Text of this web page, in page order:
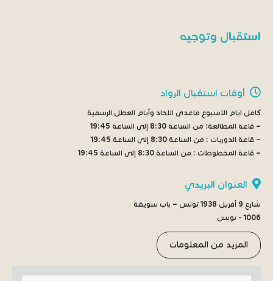
استقبال وتوجيه
أوقات استقبال الرواد
كامل ايام الاسبوع ماعدى الاحاد وأيام العطل الرسمية
– قاعة المطالعة: من الساعة 8:30 إلى الساعة 19:45
– قاعة الدوريات : من الساعة 8:30 إلى الساعة 19:45
– قاعة المخطوطات : من الساعة 8:30 إلى الساعة 19:45
العنوان البريدي
شارع 9 أفريل 1938 تونس – باب سويقة
1006 - تونس
المزيد من المعلومات